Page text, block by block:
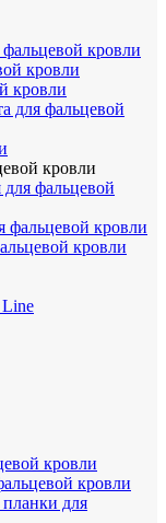
кровли
кровли
кровли
для фальцевой
кровли
фальцевой
фальцевой кровли
кровли
кровли
кровли
для